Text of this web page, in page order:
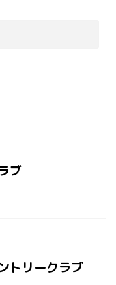
ブ
トリークラブ